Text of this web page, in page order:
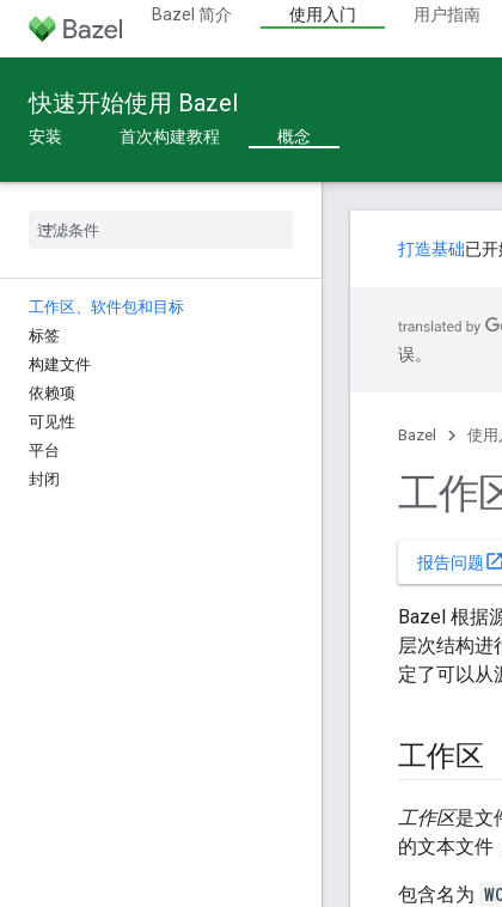
Bazel 简介 使用入门 用户指南
快速开始使用 Bazel
安装 首次构建教程 概念
工作区、软件包和目标
标签
构建文件
依赖项
可见性
平台
封闭
打造基础已
误。
Bazel 使用
工作
报告问题open_in_new
Bazel 根据
层次结构进
定了可以从
工作区
工作区是文
的文本文件
包含名为